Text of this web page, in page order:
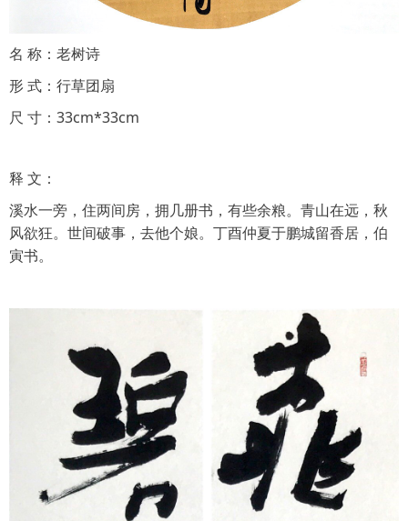
名 称：老树诗
形 式：行草团扇
尺 寸：33cm*33cm
释 文：
溪水一旁，住两间房，拥几册书，有些余粮。青山在远，秋
风欲狂。世间破事，去他个娘。丁酉仲夏于鹏城留香居，伯
寅书。